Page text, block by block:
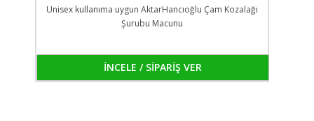
Unisex kullanıma uygun AktarHancıoğlu Çam Kozalağı
Şurubu Macunu
İNCELE / SİPARİŞ VER